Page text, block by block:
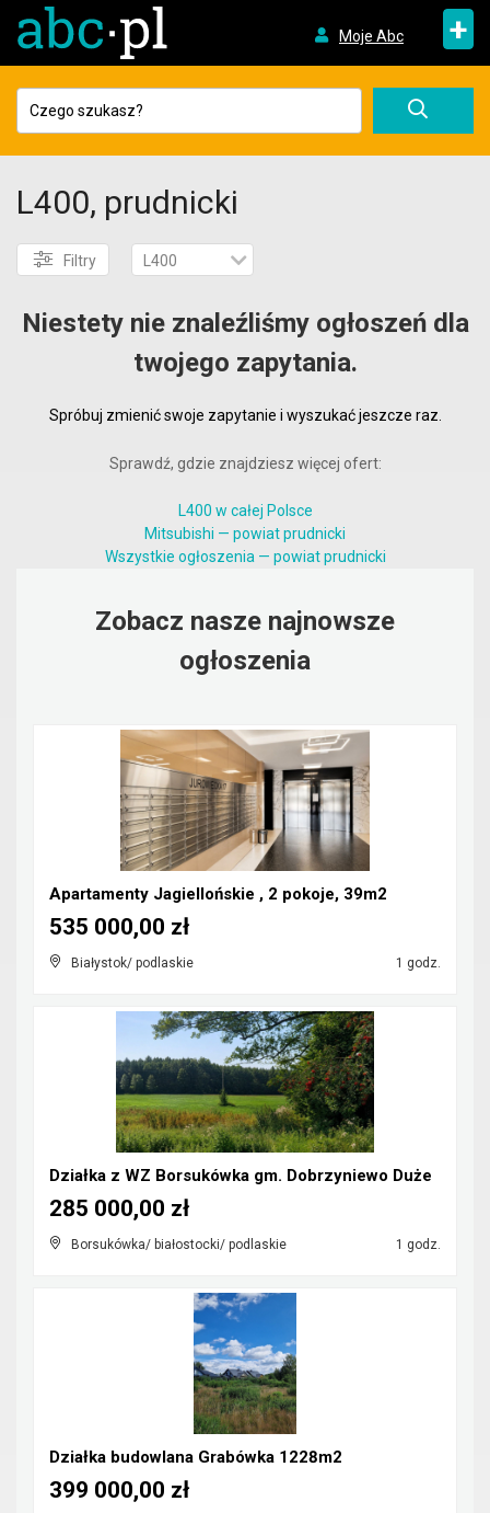
Moje Abc +
L400, prudnicki
Filtry L400
Niestety nie znaleźliśmy ogłoszeń dla
twojego zapytania.
Spróbuj zmienić swoje zapytanie i wyszukać jeszcze raz.
Sprawdź, gdzie znajdziesz więcej ofert:
L400 w całej Polsce
Mitsubishi — powiat prudnicki
Wszystkie ogłoszenia — powiat prudnicki
Zobacz nasze najnowsze
ogłoszenia
Apartamenty Jagiellońskie , 2 pokoje, 39m2
Białystok/ podlaskie 1 godz.
535 000,00 zł
Działka z WZ Borsukówka gm. Dobrzyniewo Duże
Borsukówka/ białostocki/ podlaskie 1 godz.
285 000,00 zł
Działka budowlana Grabówka 1228m2
399 000,00 zł